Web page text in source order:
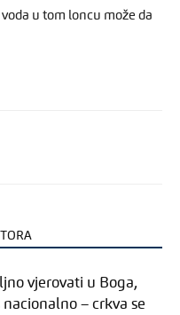
u tom loncu može da
vjerovati u Boga,
– crkva se